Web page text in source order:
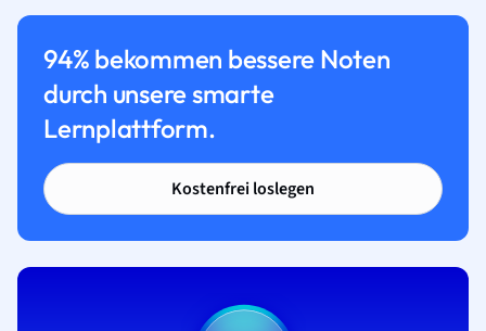
94% bekommen bessere Noten
durch unsere smarte
Lernplattform.
Kostenfrei loslegen